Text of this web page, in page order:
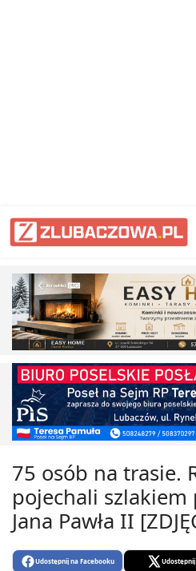
75 osób na trasie.
pojechali szlakiem
Jana Pawła II
Udostępnij na Facebooku Udostępnij